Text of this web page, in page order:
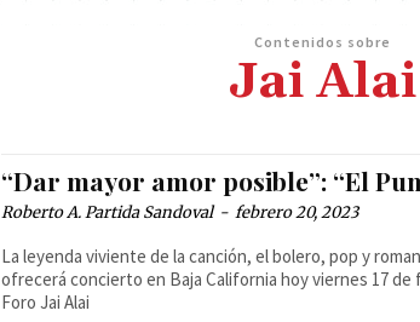
Contenidos sobre
Jai Alai
“Dar mayor amor posible”: “El
Roberto A. Partida Sandoval - febrero 20, 2023
La leyenda viviente de la canción, el bolero, pop y
ofrecerá concierto en Baja California hoy viernes 17 de
Foro Jai Alai